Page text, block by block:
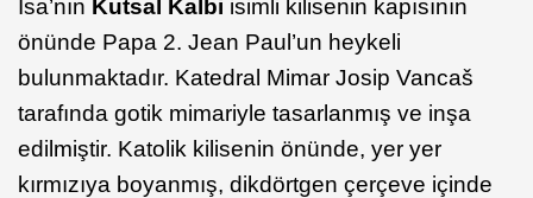
İsa’nın Kutsal Kalbi isimli kilisenin kapısının
önünde Papa 2. Jean Paul’un heykeli
bulunmaktadır. Katedral Mimar Josip Vancaš
tarafında gotik mimariyle tasarlanmış ve inşa
edilmiştir. Katolik kilisenin önünde, yer yer
kırmızıya boyanmış, dikdörtgen çerçeve içinde